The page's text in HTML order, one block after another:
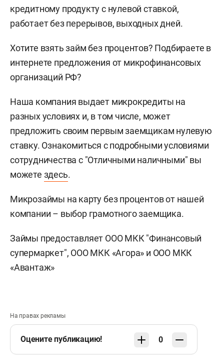
кредитному продукту с нулевой ставкой,
работает без перерывов, выходных дней.
Хотите взять займ без процентов? Подбираете в
интернете предложения от микрофинансовых
организаций РФ?
Наша компания выдает микрокредиты на
разных условиях и, в том числе, может
предложить своим первым заемщикам нулевую
ставку. Ознакомиться с подробными условиями
сотрудничества с "Отличными наличными" вы
можете здесь.
Микрозаймы на карту без процентов от нашей
компании – выбор грамотного заемщика.
Займы предоставляет ООО МКК "Финансовый
супермаркет", ООО МКК «Агора» и ООО МКК
«Авантаж»
На правах рекламы
Оцените публикацию! 0